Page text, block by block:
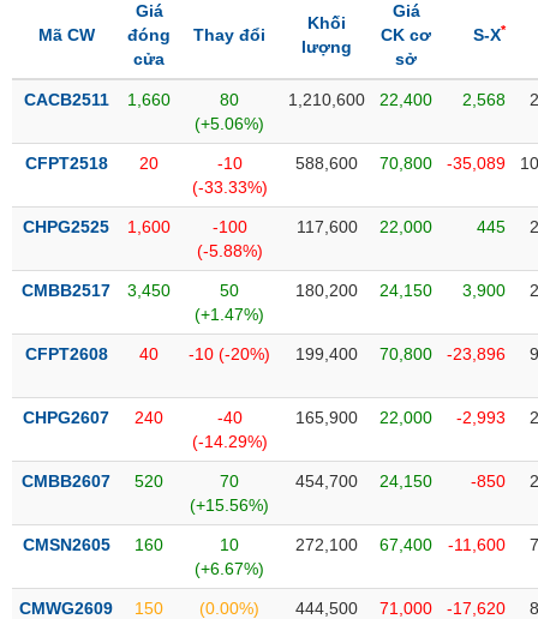
Mã CW
Giá
đóng
cửa
Thay đổi
Khối
lượng
Giá
CK cơ
sở
S-X*
CACB2511 1,660
80
(+5.06%)
1,210,600 22,400 2,568
CFPT2518 20
-10
(-33.33%)
588,600 70,800 -35,089
CHPG2525 1,600
-100
(-5.88%)
117,600 22,000 445
CMBB2517 3,450
50
(+1.47%)
180,200 24,150 3,900
CFPT2608 40 -10 (-20%) 199,400 70,800 -23,896
CHPG2607 240
-40
(-14.29%)
165,900 22,000 -2,993
CMBB2607 520
70
(+15.56%)
454,700 24,150 -850
CMSN2605 160
10
(+6.67%)
272,100 67,400 -11,600
CMWG2609 150 (0.00%) 444,500 71,000 -17,620
TÀI
TIN
VỤ
THÔNG